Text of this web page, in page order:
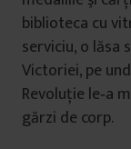
biblioteca cu
serviciu, o lăsa
Victoriei, pe
Revoluţie le‐a
gărzi de corp.